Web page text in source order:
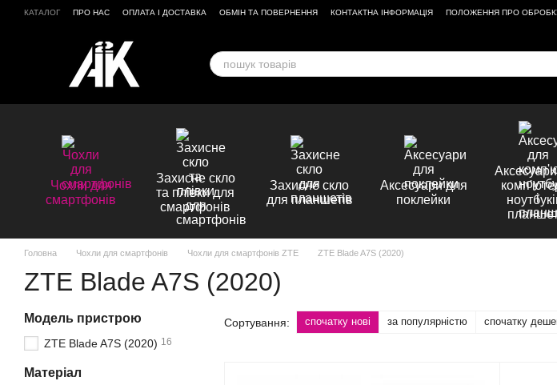
Перейти до основного контенту
КАТАЛОГ ПРО НАС ОПЛАТА І ДОСТАВКА ОБМІН ТА ПОВЕРНЕННЯ КОНТАКТНА ІНФОРМАЦІЯ ПОЛОЖЕННЯ ПРО
Чохли для
смартфонів
Захисне скло
та плівки для
смартфонів
Захисне скло
для планшетів
Аксесуари для
поклейки
Головна Чохли для смартфонів Чохли для смартфонів ZTE ZTE Blade A7S (2020)
ZTE Blade A7S (2020)
Сортування: спочатку нові за популярністю спочатку
Модель пристрою
ZTE Blade A7S (2020) 16
Матеріал